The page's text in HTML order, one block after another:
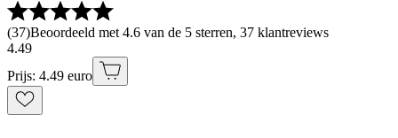
(37)Beoordeeld met 4.6 van de 5 sterren, 37 klantreviews
4.49
Prijs: 4.49 euro